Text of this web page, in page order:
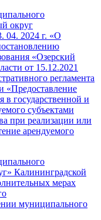
округ
04. 2024 г. «О
«Озерский
от 15.12.2021
регламента
«Предоставление
государственной и
субъектами
при реализации или
арендуемого
Калининградской
мерах
муниципального